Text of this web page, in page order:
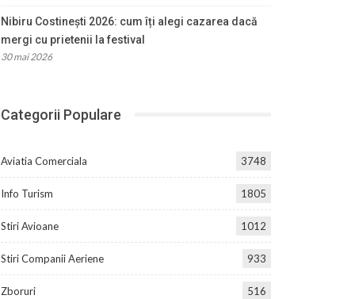
Nibiru Costinești 2026: cum îți alegi cazarea dacă
mergi cu prietenii la festival
30 mai 2026
Categorii Populare
Aviatia Comerciala 3748
Info Turism 1805
Stiri Avioane 1012
Stiri Companii Aeriene 933
Zboruri 516